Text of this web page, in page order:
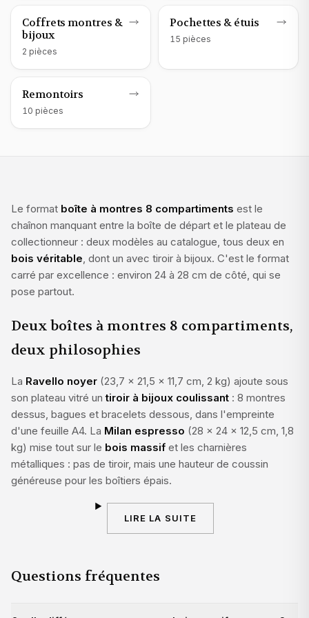
Rangement montres
Coffrets montres &
bijoux
2 pièces
Rangement montres
Pochettes & étuis
15 pièces
Rangement montres
Remontoirs
10 pièces
Le format boîte à montres 8 compartiments est le
chaînon manquant entre la boîte de départ et le plateau de
collectionneur : deux modèles au catalogue, tous deux en
bois véritable , dont un avec tiroir à bijoux. C'est le format
carré par excellence : environ 24 à 28 cm de côté, qui se
pose partout.
Deux boîtes à montres 8 compartiments,
deux philosophies
La Ravello noyer (23,7 × 21,5 × 11,7 cm, 2 kg) ajoute sous
son plateau vitré untiroir à bijoux coulissant : 8 montres
dessus, bagues et bracelets dessous, dans l'empreinte
d'une feuille A4. La Milan espresso (28 × 24 × 12,5 cm, 1,8
kg) mise tout sur le bois massif et les charnières
métalliques : pas de tiroir, mais une hauteur de coussin
généreuse pour les boîtiers épais.
LIRE LA SUITE
Questions fréquentes